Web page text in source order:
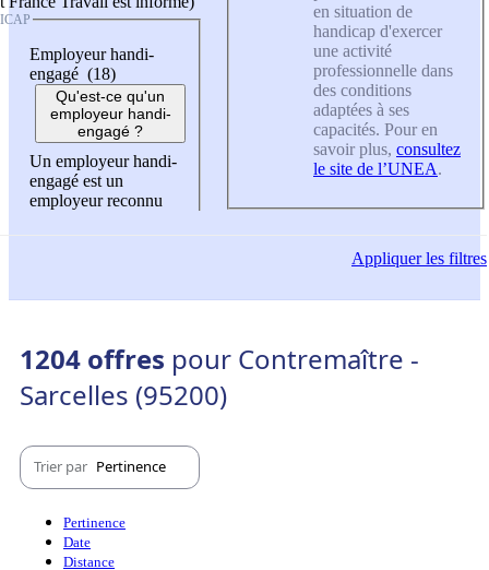
Employeur handi-
engagé (18)
Qu'est-ce qu'un
employeur handi-
engagé ?
Un employeur handi-
engagé est un
employeur reconnu
en situation de
handicap d'exercer
une activité
professionnelle dans
des conditions
adaptées à ses
capacités. Pour en
savoir plus, consultez
le site de l’UNEA.
Appliquerles filtres
1204 offres pour Contremaître -
Sarcelles (95200)
Trier par Pertinence
Pertinence
Date
Distance